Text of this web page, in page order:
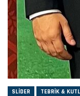
SLIDER TEBRIK &